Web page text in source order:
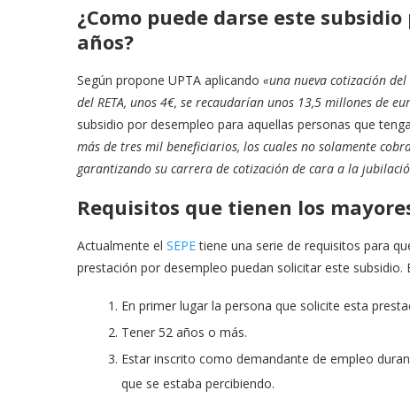
¿Como puede darse este
años?
Según propone UPTA aplicando «una nueva cotización
del RETA, unos 4€, se recaudarían unos 13,5 millones de
subsidio por desempleo para aquellas personas que
más de tres mil beneficiarios, los cuales no solamente
garantizando su carrera de cotización de cara a la
Requisitos que tienen los
Actualmente el SEPEtiene una serie de requisitos para
prestación por desempleo puedan solicitar este subsidio.
En primer lugar la persona que solicite esta
Tener 52 años o más.
Estar inscrito como demandante de empleo
que se estaba percibiendo.